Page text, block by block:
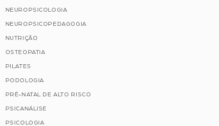
NEUROPSICOLOGIA
NEUROPSICOPEDAGOGIA
NUTRIÇÃO
OSTEOPATIA
PILATES
PODOLOGIA
PRÉ-NATAL DE ALTO RISCO
PSICANÁLISE
PSICOLOGIA